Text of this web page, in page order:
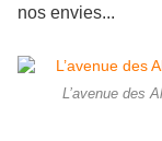
nos envies...
L’avenue des